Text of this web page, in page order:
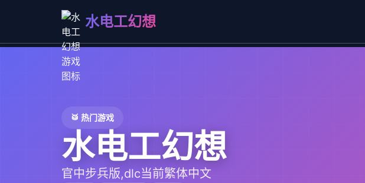
水电工幻想
🥁 热门游戏
水电工幻想
官中步兵版,dlc当前繁体中文